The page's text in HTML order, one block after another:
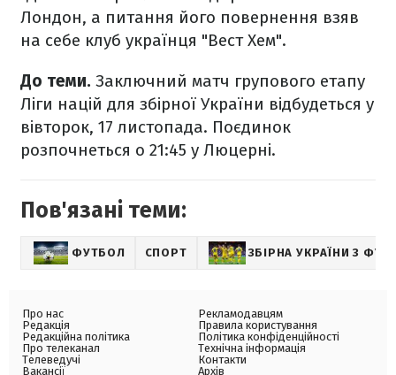
Лондон, а питання його повернення взяв
на себе клуб українця "Вест Хем".
До теми. Заключний матч групового етапу
Ліги націй для збірної України відбудеться у
вівторок, 17 листопада. Поєдинок
розпочнеться о 21:45 у Люцерні.
Пов'язані теми:
ФУТБОЛ СПОРТ ЗБІРНА УКРАЇНИ З
Про нас
Редакція
Редакційна політика
Про телеканал
Телеведучі
Вакансії
Рекламодавцям
Правила користування
Політика конфіденційності
Технічна інформація
Контакти
Архів